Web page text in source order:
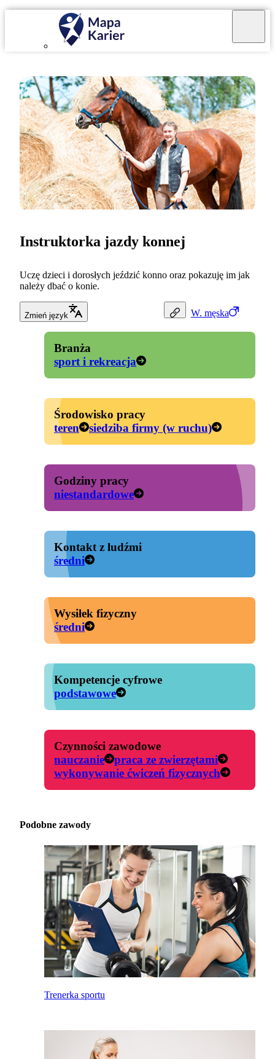
W. męska
Instruktorka jazdy konnej
Uczę dzieci i dorosłych jeździć konno oraz pokazuję im jak
należy dbać o konie.
Zmień język
Branża
sport i rekreacja
Środowisko pracy
teren
siedziba firmy (w ruchu)
Godziny pracy
niestandardowe
Kontakt z ludźmi
średni
Wysiłek fizyczny
średni
Kompetencje cyfrowe
podstawowe
Czynności zawodowe
nauczanie
praca ze zwierzętami
wykonywanie ćwiczeń fizycznych
Podobne zawody
Trenerka sportu